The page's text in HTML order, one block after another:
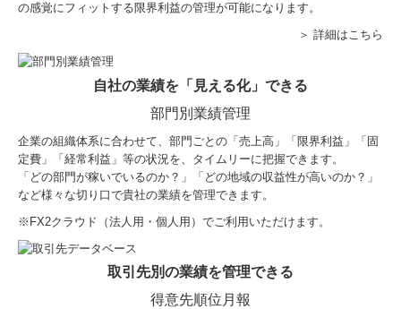
の感覚にフィットする限界利益の管理が可能になります。
＞ 詳細はこちら
自社の業績を「見える化」できる
部門別業績管理
企業の組織体系に合わせて、部門ごとの「売上高」「限界利益」「固
定費」「経常利益」等の状況を、タイムリーに把握できます。
「どの部門が稼いでいるのか？」「どの地域の収益性が高いのか？」
など様々な切り口で貴社の業績を管理できます。
※ FX2クラウド（法人用・個人用）でご利用いただけます。
取引先別の業績を管理できる
得意先順位月報